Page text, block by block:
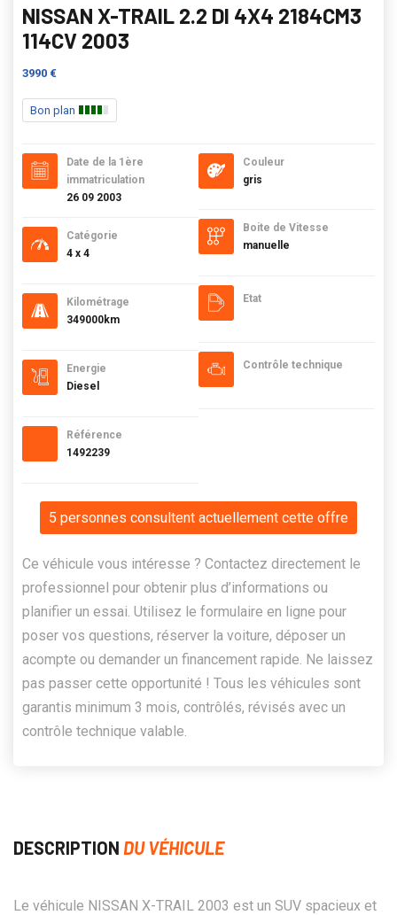
NISSAN X-TRAIL 2.2 DI 4X4 2184CM3
114CV 2003
3990 €
Bon plan
Date de la 1ère
immatriculation
26 09 2003
Catégorie
4 x 4
Kilométrage
349000km
Energie
Diesel
Référence
1492239
Couleur
gris
Boite de Vitesse
manuelle
Etat
Contrôle technique
5 personnes consultent actuellement cette offre
Ce véhicule vous intéresse ? Contactez directement le
professionnel pour obtenir plus d’informations ou
planifier un essai. Utilisez le formulaire en ligne pour
poser vos questions, réserver la voiture, déposer un
acompte ou demander un financement rapide. Ne laissez
pas passer cette opportunité ! Tous les véhicules sont
garantis minimum 3 mois, contrôlés, révisés avec un
contrôle technique valable.
DESCRIPTION DU VÉHICULE
Le véhicule NISSAN X-TRAIL 2003 est un SUV spacieux et